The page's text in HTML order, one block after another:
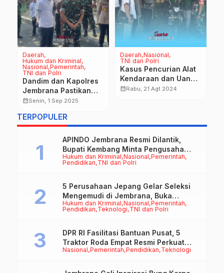
Daerah
Hukum dan Kriminal
Nasional Pemerintah
TNI dan Polri
Dandim dan Kapolres
Jembrana Pastikan
Keamanan di Pintu
calendar_monthSenin, 1 Sep 2025
Daerah Nasional
TNI dan Polri
Kasus Pencurian Alat
Kendaraan dan Uang
Tunai di TPS3R Desa
calendar_monthRabu, 21 Agt 2024
TERPOPULER
Hukum dan Kriminal Nasional Pemerintah
Pendidikan TNI dan Polri
APINDO Jembrana Resmi Dilantik,
Bupati Kembang Minta Pengusaha
Jadi Motor Penggerak Ekonomi
Hukum dan Kriminal Nasional Pemerintah
Pendidikan Teknologi TNI dan Polri
5 Perusahaan Jepang Gelar Seleksi
Mengemudi di Jembrana, Buka
Peluang Kerja bagi Calon PMI
Nasional Pemerintah Pendidikan Teknologi
DPR RI Fasilitasi Bantuan Pusat, 5
Traktor Roda Empat Resmi Perkuat
Mekanisasi Pertanian Jembrana